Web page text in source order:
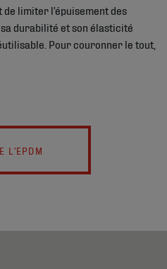
limiter l’épuisement des
durabilité et son élasticité
Pour couronner le tout,
L'EPDM